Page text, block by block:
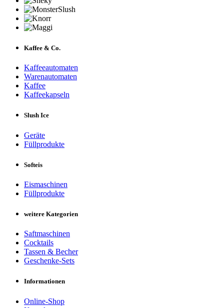
Kaffee & Co.
Kaffeeautomaten
Warenautomaten
Kaffee
Kaffeekapseln
Slush Ice
Geräte
Füllprodukte
Softeis
Eismaschinen
Füllprodukte
weitere Kategorien
Saftmaschinen
Cocktails
Tassen & Becher
Geschenke-Sets
Informationen
Online-Shop